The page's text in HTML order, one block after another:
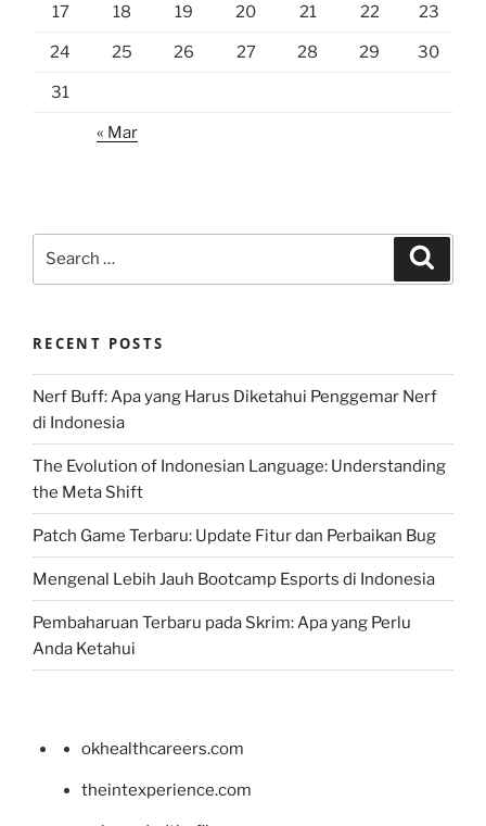
17 18 19 20 21 22 23
24 25 26 27 28 29 30
31
« Mar
RECENT POSTS
Nerf Buff: Apa yang Harus Diketahui Penggemar Nerf
di Indonesia
The Evolution of Indonesian Language: Understanding
the Meta Shift
Patch Game Terbaru: Update Fitur dan Perbaikan Bug
Mengenal Lebih Jauh Bootcamp Esports di Indonesia
Pembaharuan Terbaru pada Skrim: Apa yang Perlu
Anda Ketahui
okhealthcareers.com
theintexperience.com